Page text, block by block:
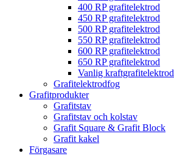
400 RP grafitelektrod
450 RP grafitelektrod
500 RP grafitelektrod
550 RP grafitelektrod
600 RP grafitelektrod
650 RP grafitelektrod
Vanlig kraftgrafitelektrod
Grafitelektrodfog
Grafitprodukter
Grafitstav
Grafitstav och kolstav
Grafit Square & Grafit Block
Grafit kakel
Förgasare